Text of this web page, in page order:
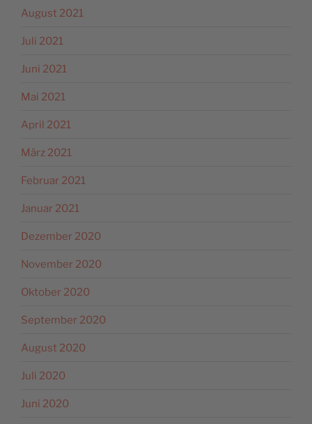
August 2021
Juli 2021
Juni 2021
Mai 2021
April 2021
März 2021
Februar 2021
Januar 2021
Dezember 2020
November 2020
Oktober 2020
September 2020
August 2020
Juli 2020
Juni 2020